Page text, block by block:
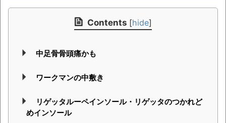
Contents [hide]
中足骨骨頭痛かも
ワークマンの中敷き
リゲッタルーペインソール・リゲッタのつかれど
めインソール